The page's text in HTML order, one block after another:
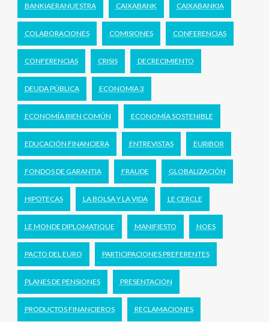
BANKIAERANUESTRA CAIXABANK CAIXABANKIA
COLABORACIONES COMISIONES CONFERENCIAS
CONFERENCIAS CRISIS DECRECIMIENTO
DEUDA PÚBLICA ECONOMIA 3
ECONOMÍA BIEN COMÚN ECONOMÍA SOSTENIBLE
EDUCACIÓN FINANCIERA ENTREVISTAS EURIBOR
FONDOS DE GARANTIA FRAUDE GLOBALIZACIÓN
HIPOTECAS LA BOLSA Y LA VIDA LE CERCLE
LE MONDE DIPLOMATIQUE MANIFIESTO NOES
PACTO DEL EURO PARTICIPACIONES PREFERENTES
PLANES DE PENSIONES PRESENTACION
PRODUCTOS FINANCIEROS RECLAMACIONES